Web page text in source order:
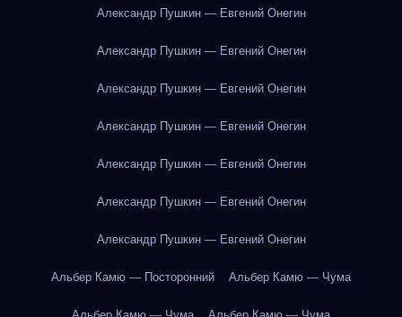
Александр Пушкин — Евгений Онегин
Александр Пушкин — Евгений Онегин
Александр Пушкин — Евгений Онегин
Александр Пушкин — Евгений Онегин
Александр Пушкин — Евгений Онегин
Александр Пушкин — Евгений Онегин
Александр Пушкин — Евгений Онегин
Альбер Камю — Посторонний Альбер Камю — Чума